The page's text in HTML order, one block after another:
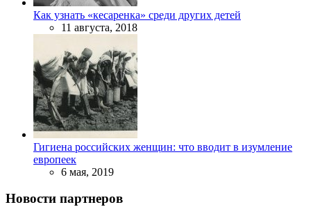
Как узнать «кесаренка» среди других детей
11 августа, 2018
Гигиена российских женщин: что вводит в изумление
европеек
6 мая, 2019
Новости партнеров